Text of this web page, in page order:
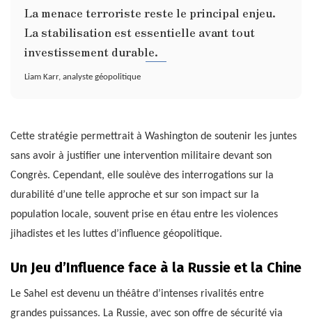
La menace terroriste reste le principal enjeu.
La stabilisation est essentielle avant tout
investissement durable.
Liam Karr, analyste géopolitique
Cette stratégie permettrait à Washington de soutenir les juntes
sans avoir à justifier une intervention militaire devant son
Congrès. Cependant, elle soulève des interrogations sur la
durabilité d’une telle approche et sur son impact sur la
population locale, souvent prise en étau entre les violences
jihadistes et les luttes d’influence géopolitique.
Un Jeu d’Influence face à la Russie et la Chine
Le Sahel est devenu un théâtre d’intenses rivalités entre
grandes puissances. La Russie, avec son offre de sécurité via